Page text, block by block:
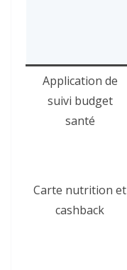
Application de
suivi budget
santé
Carte nutrition et
cashback